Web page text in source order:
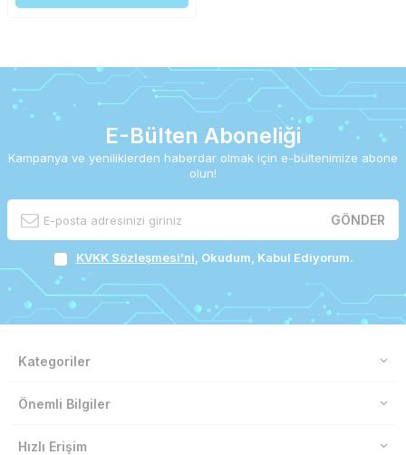
E-Bülten Aboneliği
Kampanya ve yeniliklerden haberdar olmak için e-bültenimize abone
olun!
GÖNDER
KVKK Sözleşmesi'ni, Okudum, Kabul Ediyorum.
Kategoriler
Önemli Bilgiler
Hızlı Erişim